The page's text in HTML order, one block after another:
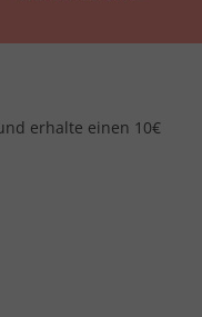
erhalte einen 10€